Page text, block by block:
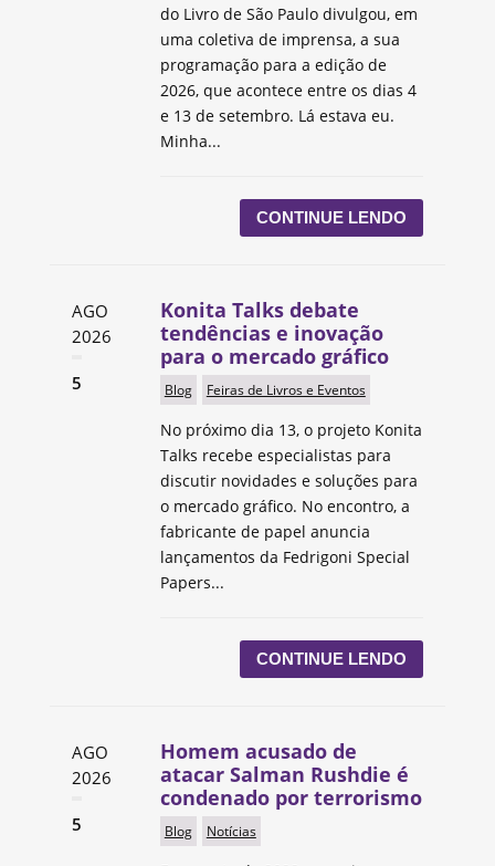
do Livro de São Paulo divulgou, em
uma coletiva de imprensa, a sua
programação para a edição de
2026, que acontece entre os dias 4
e 13 de setembro. Lá estava eu.
Minha...
CONTINUE LENDO
AGO
2026
5
Konita Talks debate
tendências e inovação
para o mercado gráfico
Blog Feiras de Livros e Eventos
No próximo dia 13, o projeto Konita
Talks recebe especialistas para
discutir novidades e soluções para
o mercado gráfico. No encontro, a
fabricante de papel anuncia
lançamentos da Fedrigoni Special
Papers...
CONTINUE LENDO
AGO
2026
5
Homem acusado de
atacar Salman Rushdie é
condenado por terrorismo
Blog Notícias